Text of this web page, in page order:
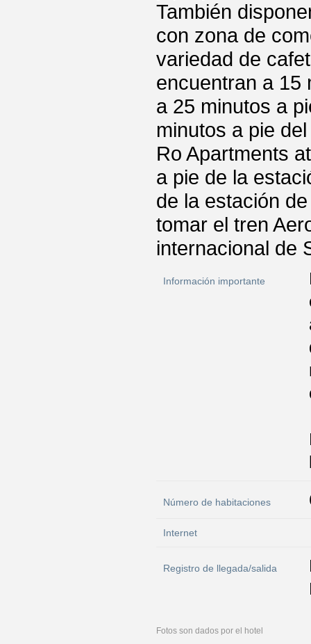
También
con zona de
variedad de
encuentran a 15
a 25 minutos a
minutos a pie
Ro Apartments
a pie de la
de la estación
tomar el tren
internacional de
Información importante
Número de habitaciones
Internet
Registro de llegada/salida
Fotos son dados por el hotel